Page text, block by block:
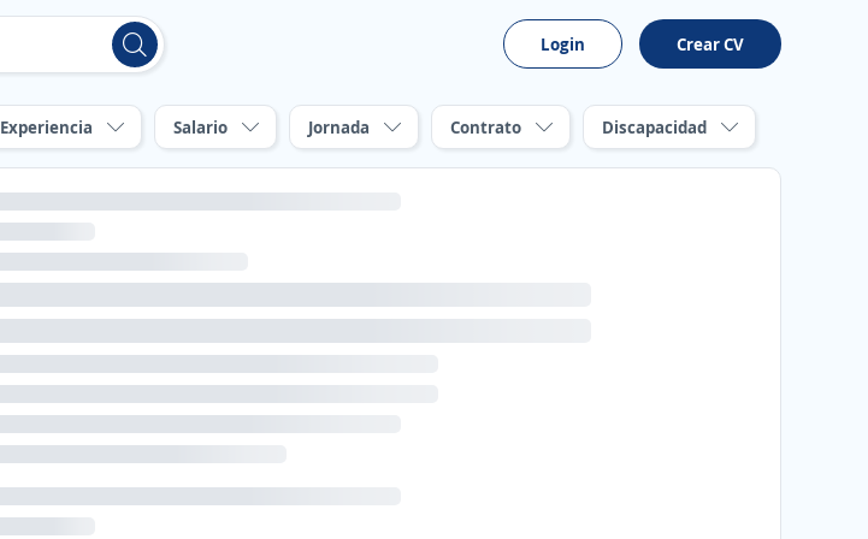
Login Crear CV
Experiencia Salario Jornada Contrato Discapacidad